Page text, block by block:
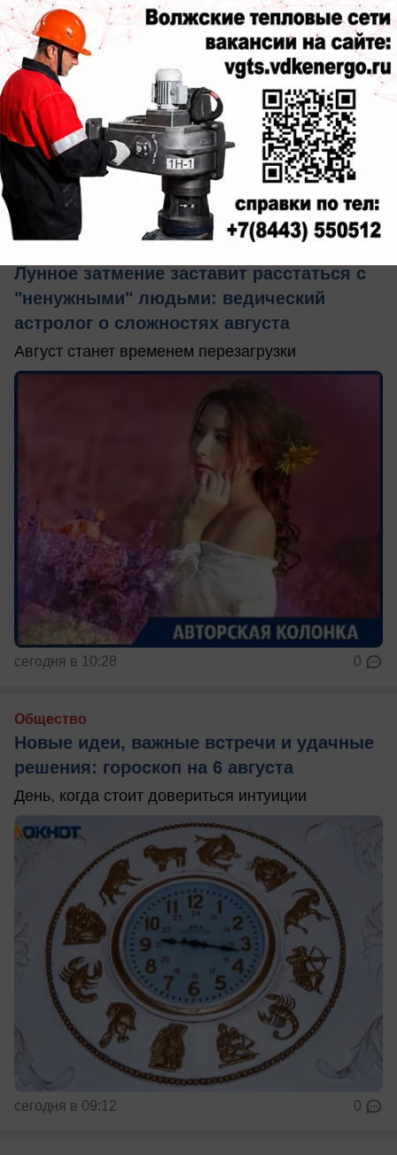
сегодня в 11:26
Лунное затмение заставит расстаться с
"ненужными" людьми: ведический
астролог о сложностях августа
Август станет временем перезагрузки
сегодня в 10:28 0
Общество
Новые идеи, важные встречи и удачные
решения: гороскоп на 6 августа
День, когда стоит довериться интуиции
сегодня в 09:12 0